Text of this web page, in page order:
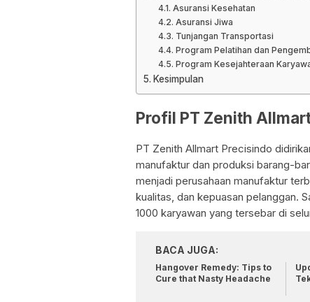
Asuransi Kesehatan
Asuransi Jiwa
Tunjangan Transportasi
Program Pelatihan dan
Program Kesejahteraan
Kesimpulan
Profil PT Zenith
PT Zenith Allmart Precisindo
manufaktur dan produksi barang-
menjadi perusahaan manufaktur
kualitas, dan kepuasan pelanggan.
1000 karyawan yang tersebar di
BACA JUGA:
Hangover Remedy: Tips to
Cure that Nasty Headache